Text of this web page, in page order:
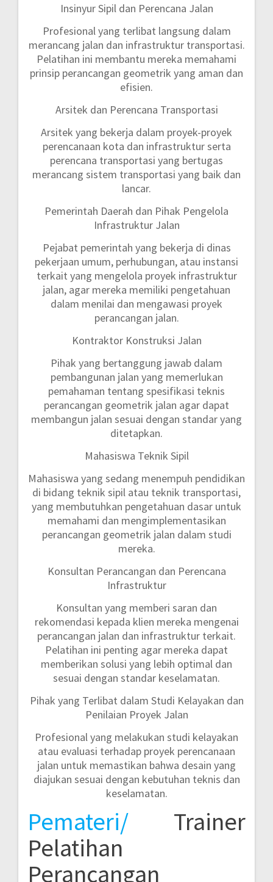
Insinyur Sipil dan Perencana Jalan
Profesional yang terlibat langsung dalam
merancang jalan dan infrastruktur transportasi.
Pelatihan ini membantu mereka memahami
prinsip perancangan geometrik yang aman dan
efisien.
Arsitek dan Perencana Transportasi
Arsitek yang bekerja dalam proyek-proyek
perencanaan kota dan infrastruktur serta
perencana transportasi yang bertugas
merancang sistem transportasi yang baik dan
lancar.
Pemerintah Daerah dan Pihak Pengelola
Infrastruktur Jalan
Pejabat pemerintah yang bekerja di dinas
pekerjaan umum, perhubungan, atau instansi
terkait yang mengelola proyek infrastruktur
jalan, agar mereka memiliki pengetahuan
dalam menilai dan mengawasi proyek
perancangan jalan.
Kontraktor Konstruksi Jalan
Pihak yang bertanggung jawab dalam
pembangunan jalan yang memerlukan
pemahaman tentang spesifikasi teknis
perancangan geometrik jalan agar dapat
membangun jalan sesuai dengan standar yang
ditetapkan.
Mahasiswa Teknik Sipil
Mahasiswa yang sedang menempuh pendidikan
di bidang teknik sipil atau teknik transportasi,
yang membutuhkan pengetahuan dasar untuk
memahami dan mengimplementasikan
perancangan geometrik jalan dalam studi
mereka.
Konsultan Perancangan dan Perencana
Infrastruktur
Konsultan yang memberi saran dan
rekomendasi kepada klien mereka mengenai
perancangan jalan dan infrastruktur terkait.
Pelatihan ini penting agar mereka dapat
memberikan solusi yang lebih optimal dan
sesuai dengan standar keselamatan.
Pihak yang Terlibat dalam Studi Kelayakan dan
Penilaian Proyek Jalan
Profesional yang melakukan studi kelayakan
atau evaluasi terhadap proyek perencanaan
jalan untuk memastikan bahwa desain yang
diajukan sesuai dengan kebutuhan teknis dan
keselamatan.
Pemateri/ Trainer
Pelatihan
Perancangan